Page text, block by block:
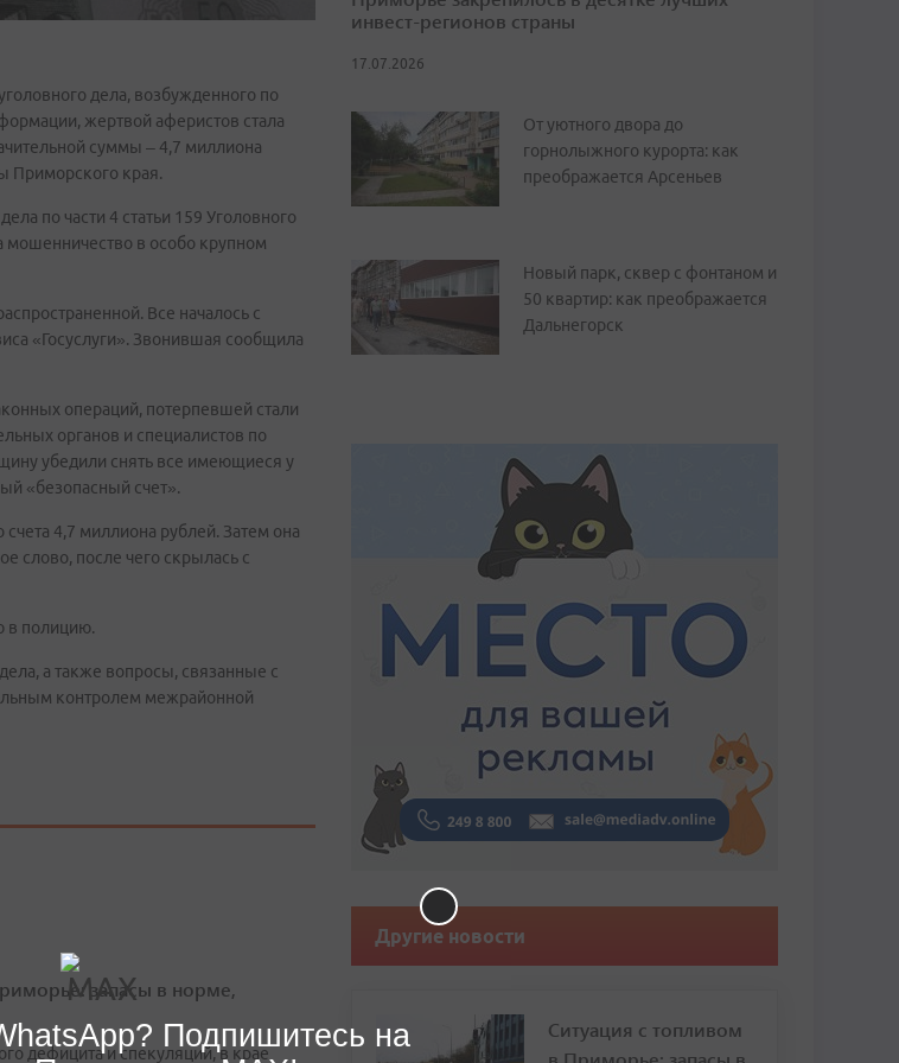
дела, возбужденного по
жертвой аферистов стала
суммы – 4,7 миллиона
Приморского края.
по части 4 статьи 159 Уголовного
мошенничество в особо крупном
Все началось с
«Госуслуги». Звонившая сообщила
операций, потерпевшей стали
органов и специалистов по
убедили снять все имеющиеся у
«безопасный счет».
4,7 миллиона рублей. Затем она
слово, после чего скрылась с
в полицию.
а также вопросы, связанные с
контролем межрайонной
запасы в норме,
дефицита и спекуляций, в крае
инвест-регионов страны
17.07.2026
От уютного двора до
горнолыжного курорта: как
преображается Арсеньев
Новый парк, сквер с фонтаном и
50 квартир: как преображается
Дальнегорск
Другие новости
Ситуация с топливом
Подпишитесь на